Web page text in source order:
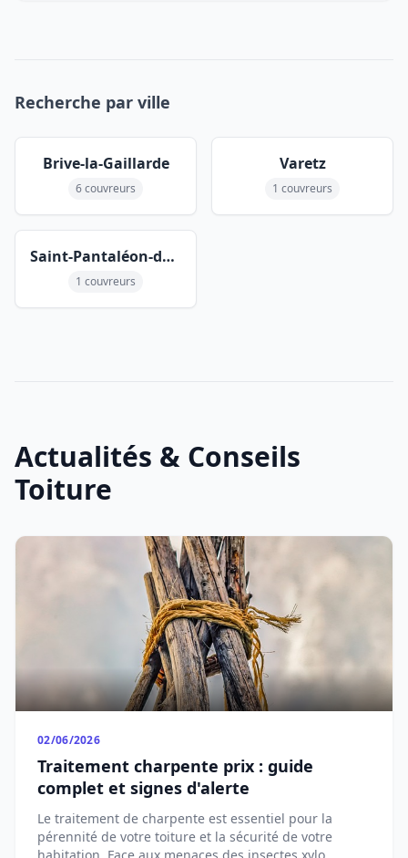
Recherche par ville
Brive-la-Gaillarde
6 couvreurs
Varetz
1 couvreurs
Saint-Pantaléon-de-Larche
1 couvreurs
Actualités & Conseils
Toiture
02/06/2026
Traitement charpente prix : guide
complet et signes d'alerte
Le traitement de charpente est essentiel pour la
pérennité de votre toiture et la sécurité de votre